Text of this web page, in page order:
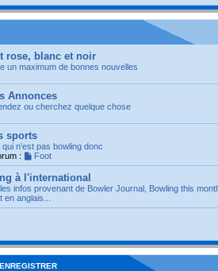
rose, blanc et noir
un maximum de bonnes nouvelles
Annonces
ou cherchez quelque chose
sports
qui n'est pas bowling donc
:
Foot
à l'international
infos provenant de Bowler Journal, Bowling this
en anglais...